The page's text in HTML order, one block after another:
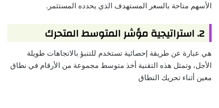
الأسهم متاحة بالسعر المستهدف الذي يحدده المستثمر.
2. استراتيجية مؤشر المتوسط المتحرك
هي عبارة عن طريقة إحصائية تستخدم للتنبؤ بالاتجاهات طويلة
الأجل، وتمثل هذه التقنية أخذ متوسط ​​مجموعة من الأرقام في نطاق
معين أثناء تحريك النطاق